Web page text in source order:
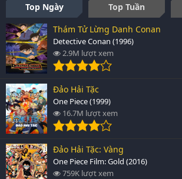
Top Ngày Top Tuần
Thám Tử Lừng Danh Conan
Detective Conan (1996)
2.9M lượt xem
Đảo Hải Tặc
One Piece (1999)
16.7M lượt xem
Đảo Hải Tặc: Vàng
One Piece Film: Gold (2016)
759K lượt xem